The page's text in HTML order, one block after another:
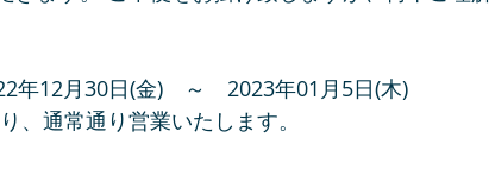
年12月30日(金)　～　2023年01月5日(木)
、通常通り営業いたします。